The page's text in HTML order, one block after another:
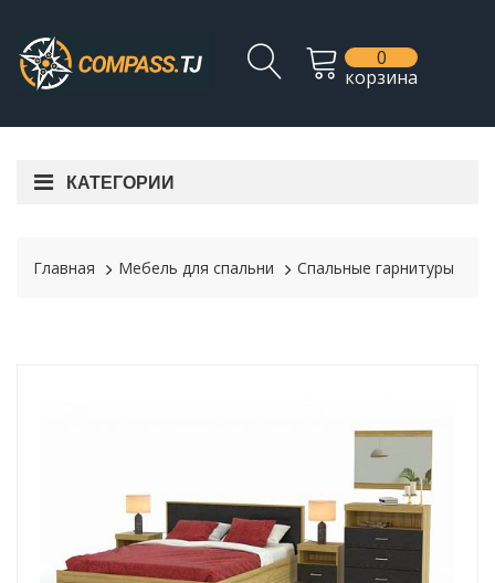
0
корзина
КАТЕГОРИИ
Главная Мебель для спальни Спальные гарнитуры